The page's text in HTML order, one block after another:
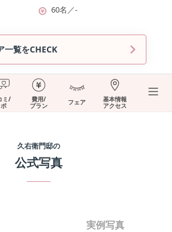
60名 ／-
一覧をCHECK
ミ/ 費用/
プラン フェア 基本情報
アクセス
久右衛門邸の
公式写真
実例写真